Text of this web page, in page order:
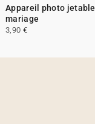
Appareil photo jetable
mariage
3,90 €